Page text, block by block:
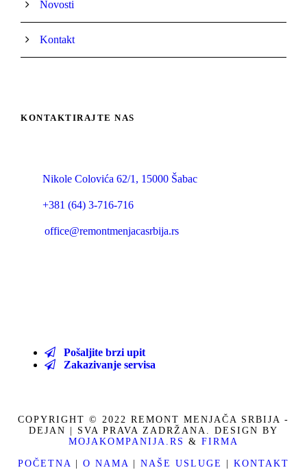
Novosti
Kontakt
KONTAKTIRAJTE NAS
Nikole Colovića 62/1, 15000 Šabac
+381 (64) 3-716-716
office@remontmenjacasrbija.rs
Pošaljite brzi upit
Zakazivanje servisa
COPYRIGHT © 2022 REMONT MENJAČA SRBIJA -
DEJAN | SVA PRAVA ZADRŽANA. DESIGN BY
MOJAKOMPANIJA.RS & FIRMA
POČETNA O NAMA NAŠE USLUGE KONTAKT